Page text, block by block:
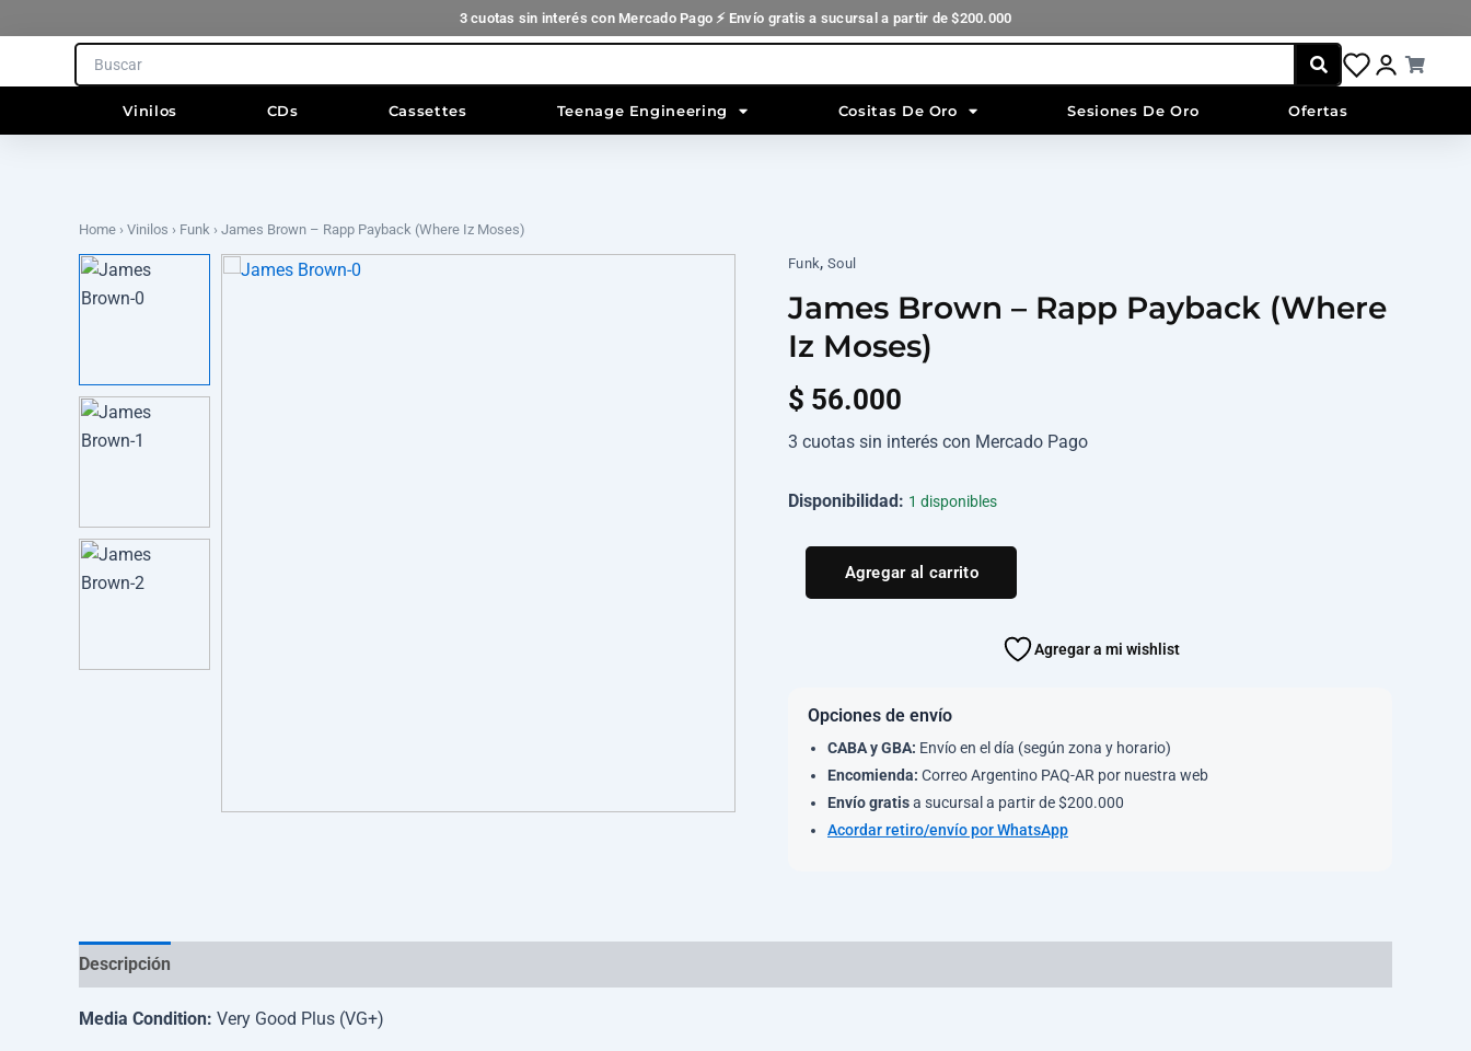
3 cuotas sin interés con Mercado Pago ⚡ Envío gratis a sucursal a partir de $200.000
al
Vinilos CDs Cassettes Teenage Engineering Cositas De Oro Sesiones De Oro Ofertas
Cart
Search
Home › Vinilos › Funk › James Brown – Rapp Payback (Where Iz Moses)
Funk,Soul
James Brown – Rapp Payback (Where
Iz Moses)
$ 56.000
3 cuotas sin interés con Mercado Pago
Disponibilidad: 1 disponibles
James
Payback
Iz
Moses)
cantidad
Agregar al carrito
Agregar a mi wishlist
Opciones de envío
CABA y GBA: Envío en el día (según zona y horario)
Encomienda: Correo Argentino PAQ-AR por nuestra web
Envío gratisa sucursal a partir de $200.000
Acordar retiro/envío por WhatsApp
Descripción
Media Condition: Very Good Plus (VG+)
Iz